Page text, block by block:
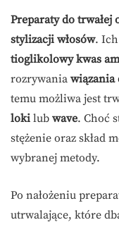
Preparaty do trwałej
stylizacji włosów. Ich
tioglikolowy kwas
rozrywania wiązania
temu możliwa jest
loki lub wave. Choć
stężenie oraz skład
wybranej metody.
Po nałożeniu
utrwalające, które